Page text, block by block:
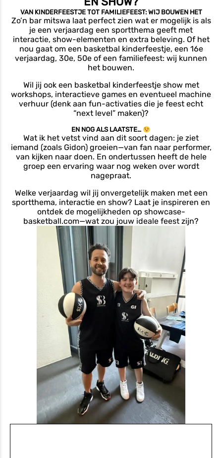
VAN KINDERFEESTJE TOT FAMILIEFEEST: WIJ BOUWEN HET
Zo’n bar mitswa laat perfect zien wat er mogelijk is als
je een verjaardag een sportthema geeft met
interactie, show-elementen en extra beleving. Of het
nou gaat om een basketbal kinderfeestje, een 16e
verjaardag, 30e, 50e of een familiefeest: wij kunnen
het bouwen.
Wil jij ook een basketbal kinderfeestje show met
workshops, interactieve games en eventueel machine
verhuur (denk aan fun-activaties die je feest echt
“next level” maken)?
EN NOG ALS LAATSTE…
Wat ik het vetst vind aan dit soort dagen: je ziet
iemand (zoals Gidon) groeien—van fan naar performer,
van kijken naar doen. En ondertussen heeft de hele
groep een ervaring waar nog weken over wordt
nagepraat.
Welke verjaardag wil jij onvergetelijk maken met een
sportthema, interactie en show? Laat je inspireren en
ontdek de mogelijkheden op showcase-
basketball.com—wat zou jouw ideale feest zijn?